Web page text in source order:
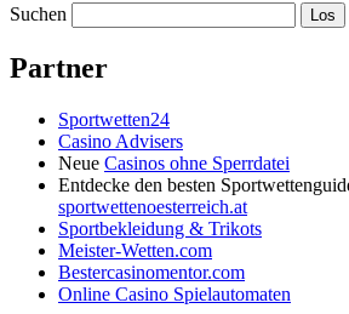
Suchen
Partner
Sportwetten24
Casino Advisers
Neue Casinos ohne Sperrdatei
Entdecke den besten
sportwettenoesterreich.at
Sportbekleidung & Trikots
Meister-Wetten.com
Bestercasinomentor.com
Online Casino Spielautomaten